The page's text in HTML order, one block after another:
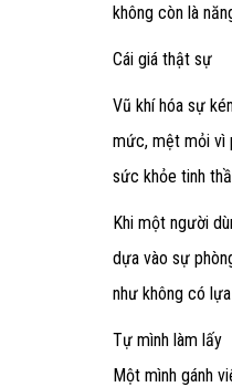
không còn là
Cái giá thật sự
Vũ khí hóa sự
mức, mệt mỏi vì
sức khỏe tinh
Khi một người
dựa vào sự
như không có
Tự mình làm lấy
Một mình gánh